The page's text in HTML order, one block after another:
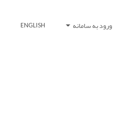
ورود به سامانه ENGLISH